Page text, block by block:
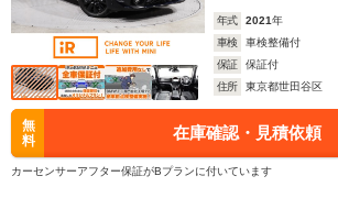
年式 2021年
車検
車検整備付
保証
保証付
住所
東京都世田谷区
無
料
在庫確認・見積依頼
カーセンサーアフター保証がBプランに付いています